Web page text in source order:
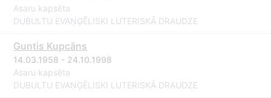
Asaru kapsēta
DUBULTU EVAŅĢĒLISKI LUTERISKĀ DRAUDZE
Guntis Kupcāns
14.03.1958 - 24.10.1998
Asaru kapsēta
DUBULTU EVAŅĢĒLISKI LUTERISKĀ DRAUDZE